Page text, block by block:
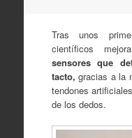
Tras unos
científicos
sensores que
tacto, gracias a la
tendones
de los dedos.